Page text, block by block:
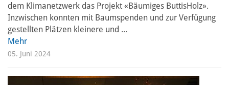
dem Klimanetzwerk das Projekt «Bäumiges ButtisHolz».
Inzwischen konnten mit Baumspenden und zur Verfügung
gestellten Plätzen kleinere und ...
Mehr
05. Juni 2024